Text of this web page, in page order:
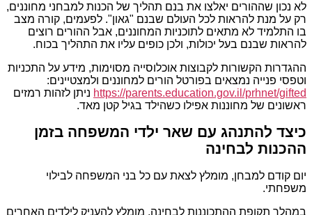
לא נכון שההורים יאלצו את בנם תהליך של הכנות למבחני מחוננים,
רק על מנת להראות לכל העולם שבנם "גאון". לפעמים, קורה מצב
בו התלמיד לא מתאים לתוכניות המחוננים, אבל ההורים רוצים
להראות שבנם בעל יכולות, ולכן כופים עליו את התהליך בכוח.
ההגדרות הקשורות לקבוצות אוכלוסייה מסוימות, מידע על התכניות
וטפסי פנייה נמצאים בפורטל הורים למחוננים ולמצטיינים:
https://parents.education.gov.il/prhnet/gifted ניתן לזהות רמזים
ראשונים של מחוננות אפילו כשהילד בגיל קטן מאד.
כיצד להתנהג עם שאר ילדי המשפחה בזמן
ההכנות לבחינה
יום קודם למבחן, מומלץ לצאת עם כל בני המשפחה לבילוי
משפחתי.
במהלך תקופת ההתכוננות לבחינה, מומלץ להעניק לילדים האחרים